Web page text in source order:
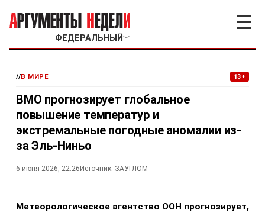
ФЕДЕРАЛЬНЫЙ ﹀
☰
//В МИРЕ 13+
ВМО прогнозирует глобальное
повышение температур и
экстремальные погодные аномалии из-
за Эль-Ниньо
6 июня 2026, 22:26 Источник: ЗАУГЛОМ
Метеорологическое агентство ООН прогнозирует,